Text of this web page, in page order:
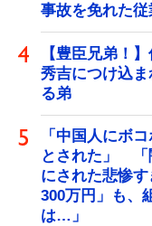
事故を免れた
【豊臣兄弟！
秀吉につけ込
る弟
「中国人にボ
とされた」 「
にされた悲惨
300万円」も、
は…」